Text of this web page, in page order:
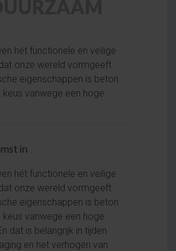
hét functionele en veilige
onze wereld vormgeeft.
eigenschappen is beton
vanwege een hoge
in
hét functionele en veilige
onze wereld vormgeeft.
eigenschappen is beton
vanwege een hoge
dat is belangrijk in tijden
en het verhogen van